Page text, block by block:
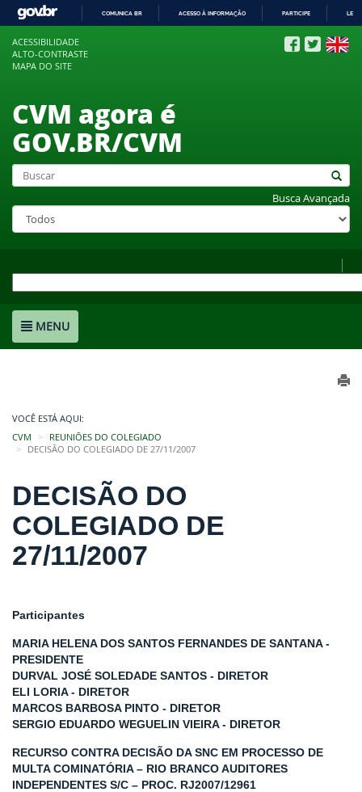
COMUNICA BR ACESSO À INFORMAÇÃO PARTICIPE
ACESSIBILIDADE
ALTO-CONTRASTE
MAPA DO SITE
CVM agora é
GOV.BR/CVM
Busca Avançada
MENU
VOCÊ ESTÁ AQUI:
CVM
REUNIÕES DO COLEGIADO
DECISÃO DO COLEGIADO DE 27/11/2007
DECISÃO DO
COLEGIADO DE
27/11/2007
Participantes
MARIA HELENA DOS SANTOS FERNANDES DE SANTANA -
PRESIDENTE
DURVAL JOSÉ SOLEDADE SANTOS - DIRETOR
ELI LORIA - DIRETOR
MARCOS BARBOSA PINTO - DIRETOR
SERGIO EDUARDO WEGUELIN VIEIRA - DIRETOR
RECURSO CONTRA DECISÃO DA SNC EM PROCESSO DE
MULTA COMINATÓRIA – RIO BRANCO AUDITORES
INDEPENDENTES S/C – PROC. RJ2007/12961